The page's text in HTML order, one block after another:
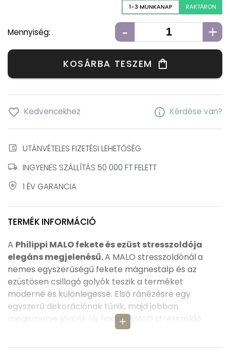
1-3 MUNKANAP RAKTÁRON
Mennyiség: - +
KOSÁRBA TESZEM shopping_bag
favorite_border Kedvencekhez info Kérdése van?
account_balance_wallet UTÁNVÉTELES FIZETÉSI LEHETŐSÉG
local_shipping INGYENES SZÁLLÍTÁS 50 000 FT FELETT
local_police 1 ÉV GARANCIA
TERMÉK INFORMÁCIÓ
add
A Philippi MALO fekete és ezüst stresszoldója
elegáns megjelenésű.A MALO stresszoldónála
nemes egyszerűségű fekete mágnestalp és az
ezüstösen csillogó golyók teszik a terméket
moderné és különlegessé. Első ránézésre egy
egyszerű dekorációnak tűnik, majd jobban
megismerve jövünk rá, hogy a MALO stresszoldó
több mint egy egyszerű dekoráció, hiszen funkcióval